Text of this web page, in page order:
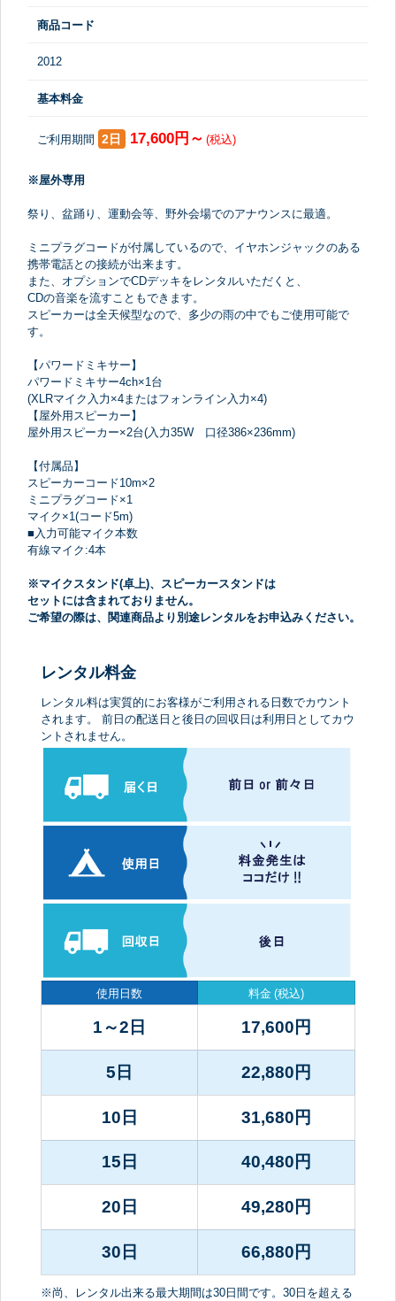
商品コード
2012
基本料金
ご利用期間 2日 17,600円～ (税込)
※屋外専用
祭り、盆踊り、運動会等、野外会場でのアナウンスに最適。
ミニプラグコードが付属しているので、イヤホンジャックのある
携帯電話との接続が出来ます。
また、オプションでCDデッキをレンタルいただくと、
CDの音楽を流すこともできます。
スピーカーは全天候型なので、多少の雨の中でもご使用可能で
す。
【パワードミキサー】
パワードミキサー4ch×1台
(XLRマイク入力×4またはフォンライン入力×4)
【屋外用スピーカー】
屋外用スピーカー×2台(入力35W 口径386×236mm)
【付属品】
スピーカーコード10m×2
ミニプラグコード×1
マイク×1(コード5m)
■入力可能マイク本数
有線マイク:4本
※マイクスタンド(卓上)、スピーカースタンドは
セットには含まれておりません。
ご希望の際は、関連商品より別途レンタルをお申込みください。
レンタル料金
レンタル料は実質的にお客様がご利用される日数でカウント
されます。 前日の配送日と後日の回収日は利用日としてカウ
ントされません。
使用日数
1～2日
5日
10日
15日
20日
30日
料金 (税込)
17,600 円
22,880 円
31,680 円
40,480 円
49,280 円
66,880 円
※尚、レンタル出来る最大期間は30日間です。30日を超える